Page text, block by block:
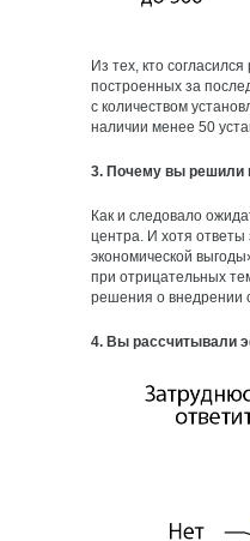
Из тех, кто
построенных за
с количеством
наличии менее 50
3. Почему вы решили
Как и следовало
центра. И хотя
экономической
при отрицательных
решения о внедрении
4. Вы рассчитывали